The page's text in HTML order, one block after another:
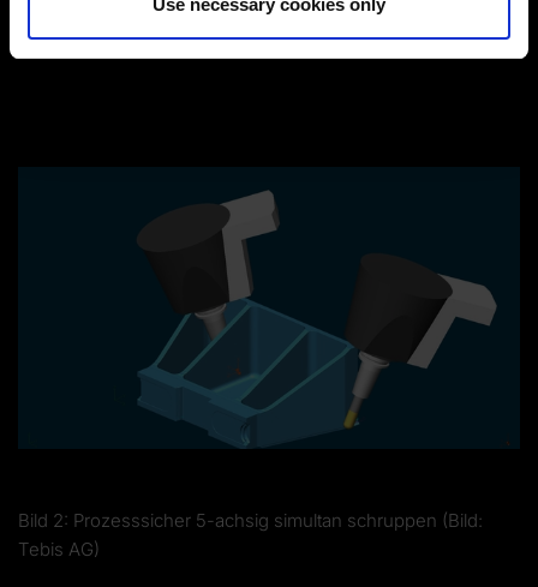
Bild 1: Restmaterialbereiche gezielt und hochautomatisiert
bearbeiten (Bild: Tebis AG)
Bild 2: Prozesssicher 5-achsig simultan schruppen (Bild:
Tebis AG)